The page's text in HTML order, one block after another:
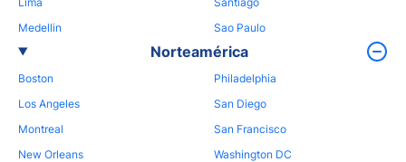
Medellin
Sao Paulo
Norteamérica
Boston
Los Angeles
Montreal
New Orleans
Philadelphia
San Diego
San Francisco
Washington DC